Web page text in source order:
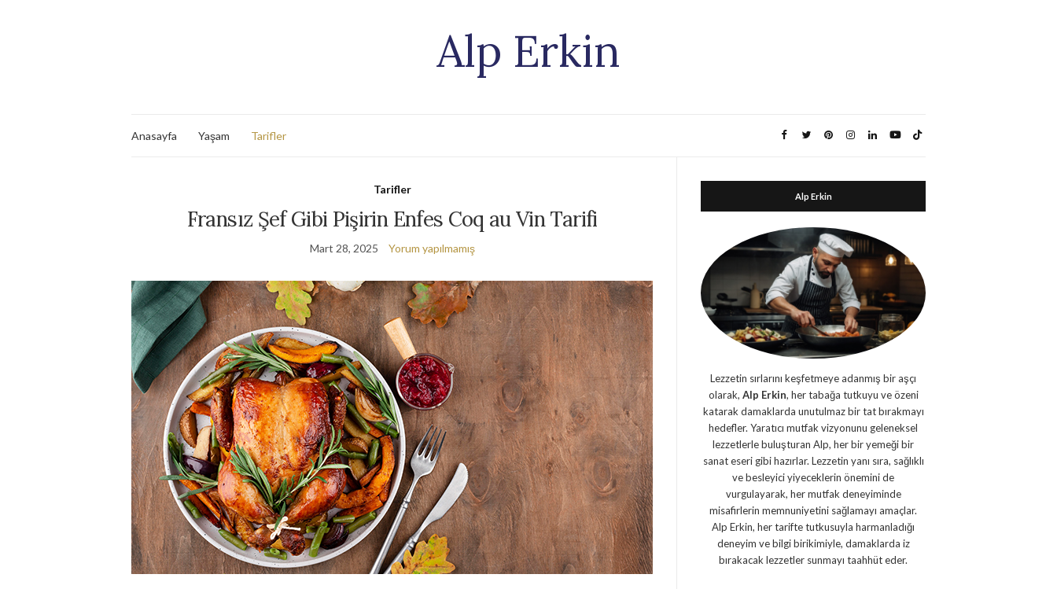
Alp Erkin
Anasayfa Yaşam Tarifler
Tarifler
Fransız Şef Gibi Pişirin Enfes Coq au Vin Tarifi
Mart 28, 2025 Yorum yapılmamış
Alp Erkin
Lezzetin sırlarını keşfetmeye adanmış bir aşçı
olarak, Alp Erkin, her tabağa tutkuyu ve özeni
katarak damaklarda unutulmaz bir tat bırakmayı
hedefler. Yaratıcı mutfak vizyonunu geleneksel
lezzetlerle buluşturan Alp, her bir yemeği bir
sanat eseri gibi hazırlar. Lezzetin yanı sıra, sağlıklı
ve besleyici yiyeceklerin önemini de
vurgulayarak, her mutfak deneyiminde
misafirlerin memnuniyetini sağlamayı amaçlar.
Alp Erkin, her tarifte tutkusuyla harmanladığı
deneyim ve bilgi birikimiyle, damaklarda iz
bırakacak lezzetler sunmayı taahhüt eder.